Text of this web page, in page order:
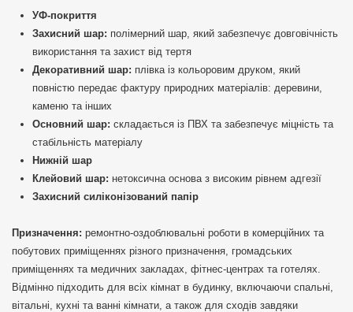
УФ-покриття
Захисний шар: полімерний шар, який забезпечує довговічність
використання та захист від тертя
Декоративний шар: плівка із кольоровим друком, який
повністю передає фактуру природних матеріалів: деревини,
каменю та інших
Основний шар: складається із ПВХ та забезпечує міцність та
стабільність матеріалу
Нижній шар
Клейовий шар: нетоксична основа з високим рівнем адгезії
Захисний силіконізований папір
Призначення: ремонтно-оздоблювальні роботи в комерційних та
побутових приміщеннях різного призначення, громадських
приміщеннях та медичних закладах, фітнес-центрах та готелях.
Відмінно підходить для всіх кімнат в будинку, включаючи спальні,
вітальні, кухні та ванні кімнати, а також для сходів завдяки